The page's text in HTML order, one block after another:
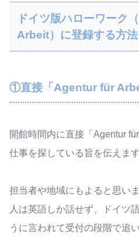
ドイツ版ハローワーク
Arbeit）に登録する方法
①直接「Agentur für
開館時間内に直接「Agentur
仕事を探している旨を伝えます
担当者や地域にもよると思い
人は英語しか話せず、ドイツ
うに言われて受付の段階で追